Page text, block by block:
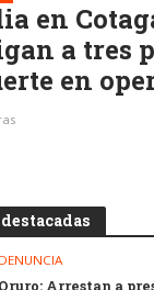
en
a tres
en
DENUNCIA
Oruro: Arrestan a